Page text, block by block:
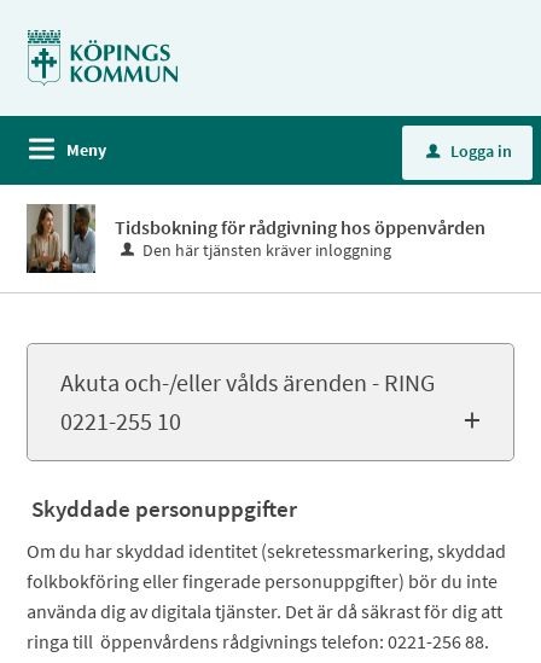
Meny u Logga in
Tidsbokning för rådgivning hos öppenvården
Den här tjänsten kräver inloggning
Akuta och-/eller vålds ärenden - RING
0221-255 10
Skyddade personuppgifter
Om du har skyddad identitet (sekretessmarkering, skyddad
folkbokföring eller fingerade personuppgifter) bör du inte
använda dig av digitala tjänster. Det är då säkrast för dig att
ringa till öppenvårdens rådgivnings telefon: 0221-256 88.